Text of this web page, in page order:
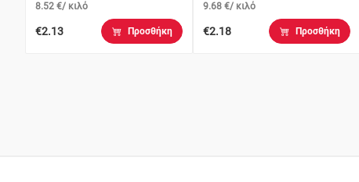
8.52 €/ κιλό
€2.13 Προσθήκη
9.68 €/ κιλό
€2.18 Προσθήκη